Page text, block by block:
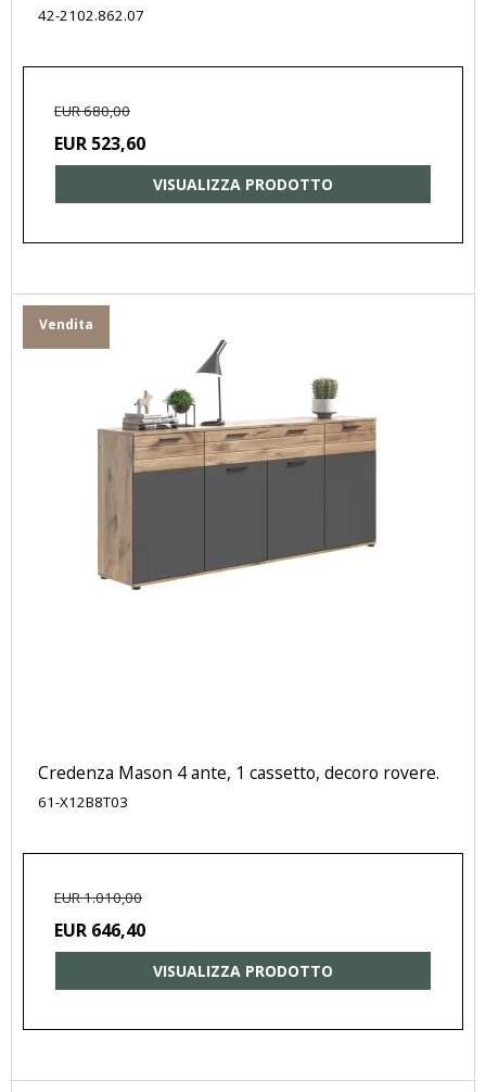
42-2102.862.07
EUR 680,00
EUR 523,60
VISUALIZZA PRODOTTO
Vendita
Credenza Mason 4 ante, 1 cassetto, decoro rovere.
61-X12B8T03
EUR 1.010,00
EUR 646,40
VISUALIZZA PRODOTTO